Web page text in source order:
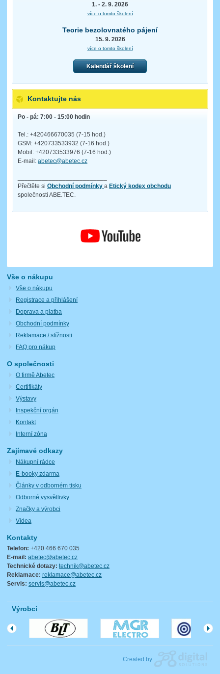
1. - 2. 9. 2026
více o tomto školení
Teorie bezolovnatého pájení
15. 9. 2026
více o tomto školení
Kalendář školení
Kontaktujte nás
Po - pá: 7:00 - 15:00 hodin
Tel.: +420466670035 (7-15 hod.)
GSM: +420733533932 (7-16 hod.)
Mobil: +420733533976 (7-16 hod.)
E-mail: abetec@abetec.cz
Přečtěte si Obchodní podmínky a Etický kodex obchodu
společnosti ABE.TEC.
Vše o nákupu
Vše o nákupu
Registrace a přihlášení
Doprava a platba
Obchodní podmínky
Reklamace / stížnosti
FAQ pro nákup
O společnosti
O firmě Abetec
Certifikáty
Výstavy
Inspekční orgán
Kontakt
Interní zóna
Zajímavé odkazy
Nákupní rádce
E-booky zdarma
Články v odborném tisku
Odborné vysvětlivky
Značky a výrobci
Videa
Kontakty
Telefon: +420 466 670 035
E-mail: abetec@abetec.cz
Technické dotazy: technik@abetec.cz
Reklamace: reklamace@abetec.cz
Servis: servis@abetec.cz
Výrobci
Created by